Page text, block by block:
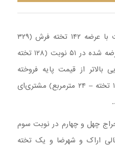
حراج چهل و چهارم در ۵۹ نوبت با عرضه ۱۴۲ تخته فرش (۳۲۹
مترمربع) برگزار شد. فرش‌های عرضه شده در ۵۱ نوبت (۱۲۸ تخته
بالاتر از قیمت پایه فروخته
شدند. اما فرش‌های ۸ نوبت (۱۴ تخته – ۲۴ مترمربع) مشتری‌ای
چهل و چهارم در نوبت سوم
اراک و شهرضا و یک تخته